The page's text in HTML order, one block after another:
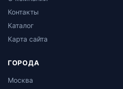
Контакты
Каталог
Карта сайта
ГОРОДА
Москва